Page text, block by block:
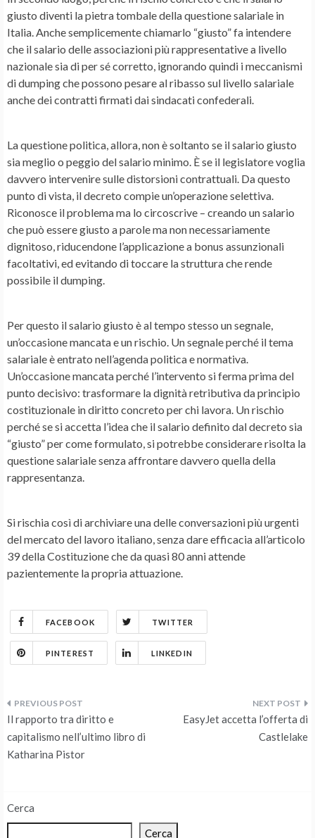
giusto diventi la pietra tombale della questione salariale in
Italia. Anche semplicemente chiamarlo “giusto” fa intendere
che il salario delle associazioni più rappresentative a livello
nazionale sia di per sé corretto, ignorando quindi i meccanismi
di dumping che possono pesare al ribasso sul livello salariale
anche dei contratti firmati dai sindacati confederali.
La questione politica, allora, non è soltanto se il salario giusto
sia meglio o peggio del salario minimo. È se il legislatore voglia
davvero intervenire sulle distorsioni contrattuali. Da questo
punto di vista, il decreto compie un’operazione selettiva.
Riconosce il problema ma lo circoscrive – creando un salario
che può essere giusto a parole ma non necessariamente
dignitoso, riducendone l’applicazione a bonus assunzionali
facoltativi, ed evitando di toccare la struttura che rende
possibile il dumping.
Per questo il salario giusto è al tempo stesso un segnale,
un’occasione mancata e un rischio. Un segnale perché il tema
salariale è entrato nell’agenda politica e normativa.
Un’occasione mancata perché l’intervento si ferma prima del
punto decisivo: trasformare la dignità retributiva da principio
costituzionale in diritto concreto per chi lavora. Un rischio
perché se si accetta l’idea che il salario definito dal decreto sia
“giusto” per come formulato, si potrebbe considerare risolta la
questione salariale senza affrontare davvero quella della
rappresentanza.
Si rischia così di archiviare una delle conversazioni più urgenti
del mercato del lavoro italiano, senza dare efficacia all’articolo
39 della Costituzione che da quasi 80 anni attende
pazientemente la propria attuazione.
FACEBOOK TWITTER
PINTEREST LINKEDIN
Navigazione
articoli
Il rapporto tra diritto e
capitalismo nell’ultimo libro di
Katharina Pistor
EasyJet accetta l’offerta di
Castlelake
Cerca
Cerca